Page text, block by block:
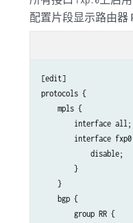
    }
    ospf {
interface
interface
            }
        }
    ldp {
        interface all;
interface
            disable;
配置片段显示路由器
[edit]
protocols {
    mpls {
        interface all;
interface
            disable;
        }
    }
    bgp {
        group RR {